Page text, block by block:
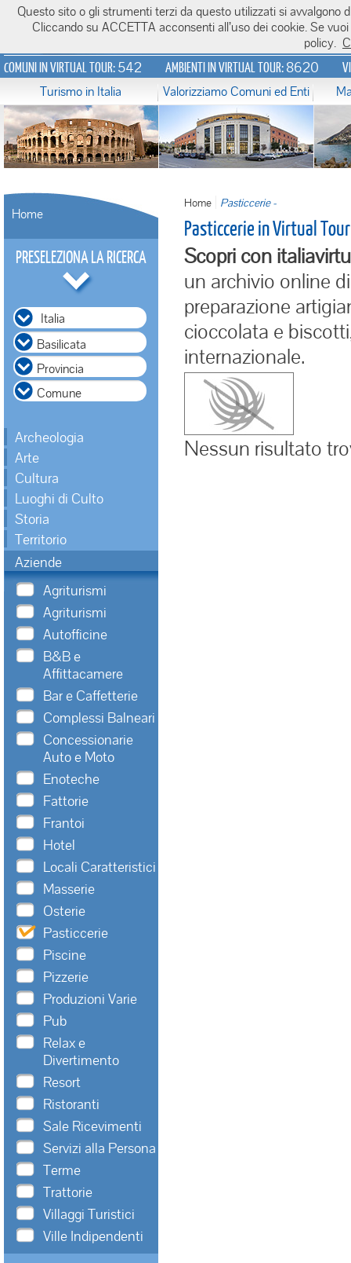
Italiavirtualtour.it
COMUNI IN VIRTUAL TOUR:542 AMBIENTI IN VIRTUAL TOUR:8620
Turismo in Italia Valorizziamo Comuni ed Enti
Home
PRESELEZIONA LA RICERCA
Italia
Archeologia
Arte
Cultura
Luoghi di Culto
Storia
Territorio
Aziende
Agriturismi
Agriturismi
Autofficine
B&B e
Affittacamere
Bar e Caffetterie
Complessi Balneari
Concessionarie
Auto e Moto
Enoteche
Fattorie
Frantoi
Hotel
Locali Caratteristici
Masserie
Osterie
Pasticcerie
Piscine
Pizzerie
Produzioni Varie
Pub
Relax e
Divertimento
Resort
Ristoranti
Sale Ricevimenti
Servizi alla Persona
Terme
Trattorie
Villaggi Turistici
Ville Indipendenti
Home Pasticcerie -
Pasticcerie in Virtual Tour
Scopri con
un archivio online
preparazione
cioccolata e
internazionale.
Nessun risultato
Questo sito o gli strumenti terzi da questo utilizzati si
Cliccando su ACCETTA acconsenti all’uso dei cookie. Se
policy.